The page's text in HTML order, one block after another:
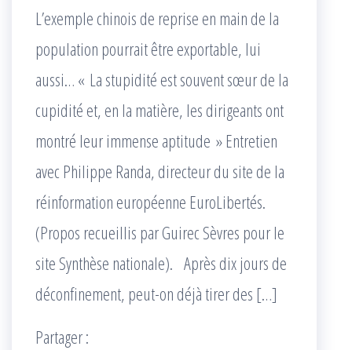
L’exemple chinois de reprise en main de la
population pourrait être exportable, lui
aussi… « La stupidité est souvent sœur de la
cupidité et, en la matière, les dirigeants ont
montré leur immense aptitude » Entretien
avec Philippe Randa, directeur du site de la
réinformation européenne EuroLibertés.
(Propos recueillis par Guirec Sèvres pour le
site Synthèse nationale). Après dix jours de
déconfinement, peut-on déjà tirer des […]
Partager :